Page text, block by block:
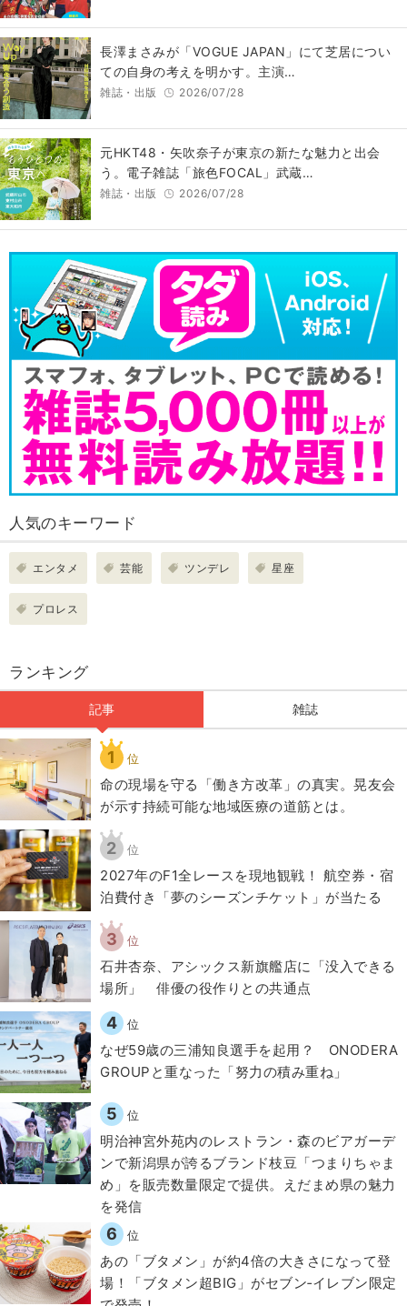
長澤まさみが「VOGUE JAPAN」にて芝居につい
ての自身の考えを明かす。主演…
雑誌・出版 2026/07/28
元HKT48・矢吹奈子が東京の新たな魅力と出会
う。電子雑誌「旅色FOCAL」武蔵…
雑誌・出版 2026/07/28
人気のキーワード
エンタメ 芸能 ツンデレ 星座
プロレス
ランキング
記事 雑誌
1 位
​命の現場を守る「働き方改革」の真実。晃友会
が示す持続可能な地域医療の道筋とは。
2 位
2027年のF1全レースを現地観戦！ 航空券・宿
泊費付き「夢のシーズンチケット」が当たる
3 位
石井杏奈、アシックス新旗艦店に「没入できる
場所」 俳優の役作りとの共通点
4 位
なぜ59歳の三浦知良選手を起用？ ONODERA
GROUPと重なった「努力の積み重ね」
5 位
明治神宮外苑内のレストラン・森のビアガーデ
ンで新潟県が誇るブランド枝豆「つまりちゃま
め」を販売数量限定で提供。えだまめ県の魅力
を発信
6 位
あの「ブタメン」が約4倍の大きさになって登
場！「ブタメン超BIG」がセブン‐イレブン限定